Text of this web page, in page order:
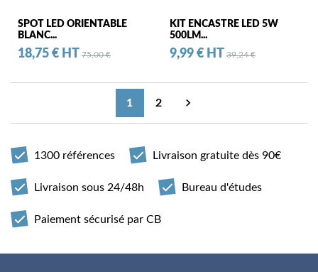
SPOT LED ORIENTABLE
BLANC...
Prix
18,75 € HT Prix standard
75,00 €
KIT ENCASTRE LED 5W
500LM...
Prix
9,99 € HT Prix standard
39,24 €
1 2
Suivant

1300 références Livraison gratuite dès 90€
Livraison sous 24/48h Bureau d'études
Paiement sécurisé par CB